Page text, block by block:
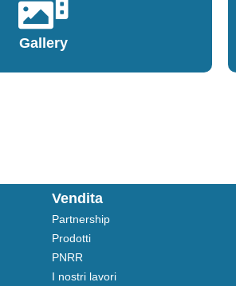
Gallery
Vendita
Partnership
Prodotti
PNRR
I nostri lavori